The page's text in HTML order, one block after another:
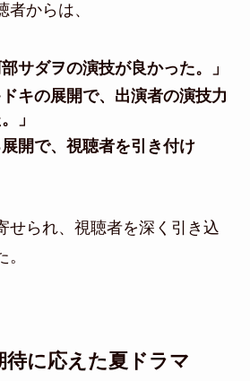
からは、
サダヲの演技が良かった。」
ドキの展開で、出演者の演技力
」
展開で、視聴者を引き付け
せられ、視聴者を深く引き込
待に応えた夏ドラマ